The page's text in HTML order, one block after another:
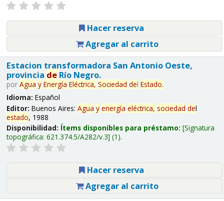
Hacer reserva
Agregar al carrito
Estacion transformadora San Antonio Oeste,
provincia deRío Negro.
por Agua y Energía Eléctrica, Sociedad del Estado.
Idioma: Español
Editor: Buenos Aires: Agua y energía eléctrica, sociedad del
estado, 1988
Disponibilidad: Ítems disponibles para préstamo: Signatura
topográfica: 621.374.5/A282/v.3 (1).
Hacer reserva
Agregar al carrito